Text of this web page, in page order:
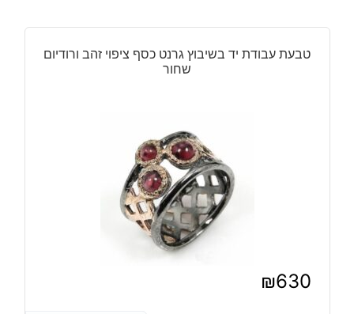
טבעת עבודת יד בשיבוץ גרנט כסף ציפוי זהב ורודיום
שחור
₪630